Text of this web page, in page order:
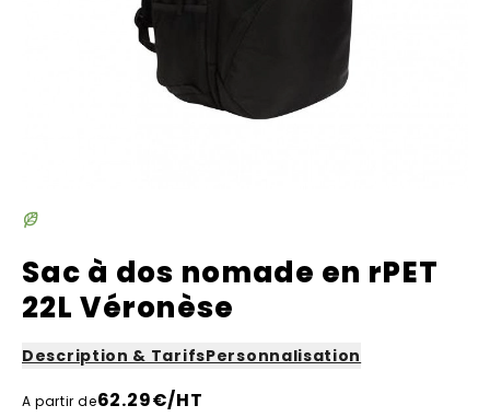
Sac à dos nomade en rPET
22L Véronèse
Description & TarifsPersonnalisation
A partir de62.29€/HT